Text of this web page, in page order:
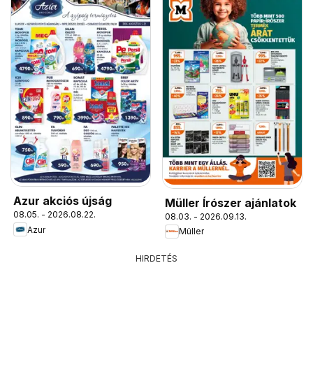
Azur akciós újság
08.05. - 2026.08.22.
Azur
Müller Írószer ajánlatok
08.03. - 2026.09.13.
Müller
HIRDETÉS